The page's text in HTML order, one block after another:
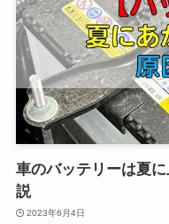
車のバッテリーは夏
説
2023年6月4日